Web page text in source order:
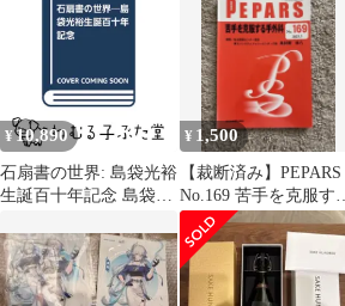
¥ 10,890
石扇書の世界: 島袋光裕
生誕百十年記念 島袋光
¥ 1,500
【裁断済み】PEPARS
No.169 苦手を克服する
手外科